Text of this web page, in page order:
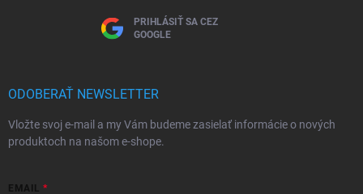
PRIHLÁSIŤ SA CEZ
GOOGLE
ODOBERAŤ NEWSLETTER
Vložte svoj e-mail a my Vám budeme zasielať informácie o nových
produktoch na našom e-shope.
EMAIL